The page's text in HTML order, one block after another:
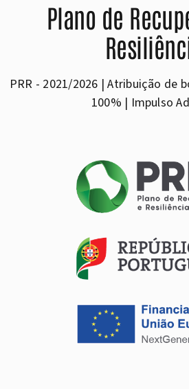
Plano de
PRR - 2021/2026 | Atribuição de
100% | Impulso